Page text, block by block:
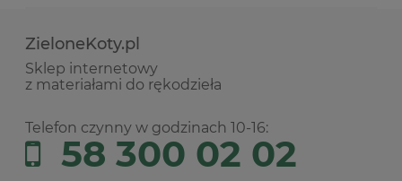
ZieloneKoty.pl
Sklep internetowy
z materiałami do rękodzieła
Telefon czynny w godzinach 10-16:
58 300 02 02